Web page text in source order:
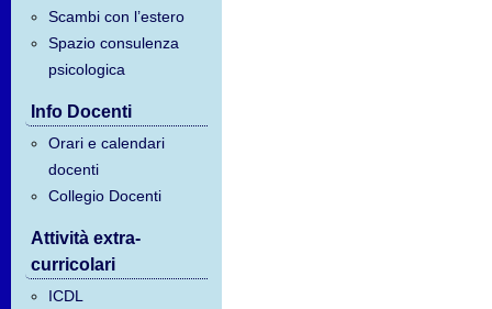
Scambi con l’estero
Spazio consulenza
psicologica
Info Docenti
Orari e calendari
docenti
Collegio Docenti
Attività extra-
curricolari
ICDL